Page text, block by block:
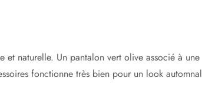
et naturelle. Un pantalon vert olive associé à une
fonctionne très bien pour un look automnal